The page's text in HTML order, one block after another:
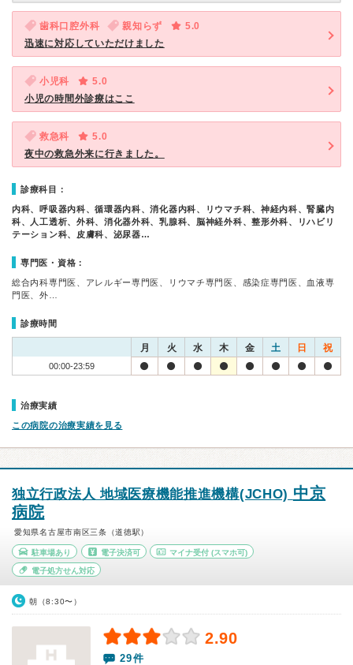
歯科口腔外科 親知らず
5.0
迅速に対応していただけました
小児科
5.0
小児の時間外診療はここ
救急科
5.0
夜中の救急外来に行きました。
診療科目：
内科、呼吸器内科、循環器内科、消化器内科、リウマチ科、神経内科、腎臓内
科、人工透析、外科、消化器外科、乳腺科、脳神経外科、整形外科、リハビリ
テーション科、皮膚科、泌尿器…
専門医・資格：
総合内科専門医、アレルギー専門医、リウマチ専門医、感染症専門医、血液専
門医、外…
診療時間
月 火 水 木 金 土 日 祝
00:00-23:59
治療実績
この病院の治療実績を見る
独立行政法人 地域医療機能推進機構(JCHO) 中京
病院
愛知県名古屋市南区三条（道徳駅）
駐車場あり 電子決済可 マイナ受付 (スマホ可)
電子処方せん対応
朝（8:30〜）
2.90
29件